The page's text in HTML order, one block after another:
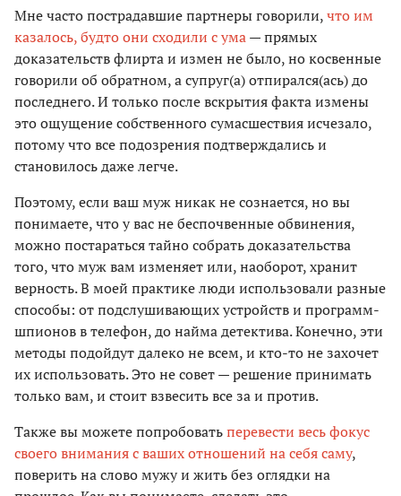
Мне часто пострадавшие партнеры говорили,что им
казалось, будто они сходили с ума— прямых
доказательств флирта и измен не было, но косвенные
говорили об обратном, а супруг(а) отпирался(ась) до
последнего. И только после вскрытия факта измены
это ощущение собственного сумасшествия исчезало,
потому что все подозрения подтверждались и
становилось даже легче.
Поэтому, если ваш муж никак не сознается, но вы
понимаете, что у вас не беспочвенные обвинения,
можно постараться тайно собрать доказательства
того, что муж вам изменяет или, наоборот, хранит
верность. В моей практике люди использовали разные
способы: от подслушивающих устройств и программ-
шпионов в телефон, до найма детектива. Конечно, эти
методы подойдут далеко не всем, и кто-то не захочет
их использовать. Это не совет — решение принимать
только вам, и стоит взвесить все за и против.
Также вы можете попробоватьперевести весь фокус
своего внимания с ваших отношений на себя саму,
поверить на слово мужу и жить без оглядки на